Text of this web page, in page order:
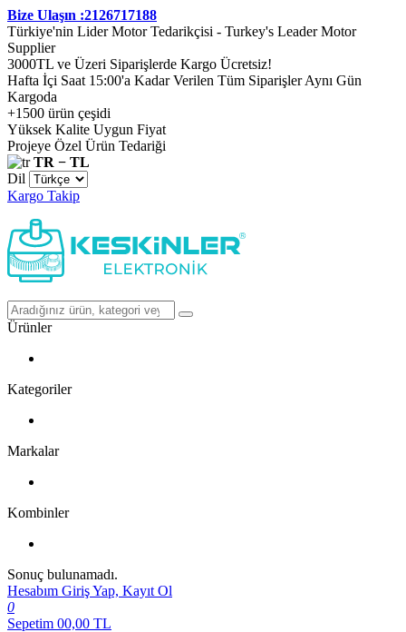
Bize Ulaşın :2126717188
Türkiye'nin Lider Motor Tedarikçisi - Turkey's Leader Motor
Supplier
3000TL ve Üzeri Siparişlerde Kargo Ücretsiz!
Hafta İçi Saat 15:00'a Kadar Verilen Tüm Siparişler Aynı Gün
Kargoda
+1500 ürün çeşidi
Yüksek Kalite Uygun Fiyat
Projeye Özel Ürün Tedariği
TR − TL
Dil
Kargo Takip
Ürünler
Kategoriler
Markalar
Kombinler
Sonuç bulunamadı.
Hesabım Giriş Yap, Kayıt Ol
0
Sepetim 00,00 TL